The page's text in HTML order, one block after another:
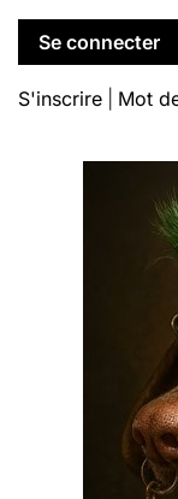
S'inscrire Mot